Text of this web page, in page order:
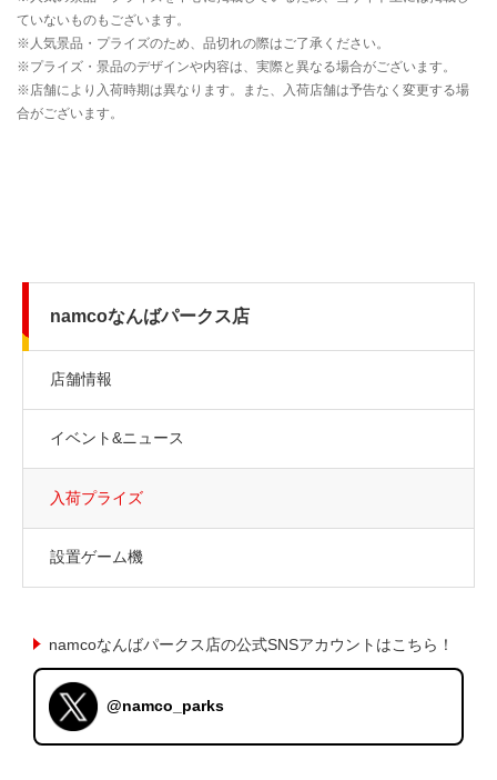
namcoなんばパークス店
店舗情報
イベント&ニュース
入荷プライズ
設置ゲーム機
namcoなんばパークス店の公式SNSアカウントはこちら！
@namco_parks